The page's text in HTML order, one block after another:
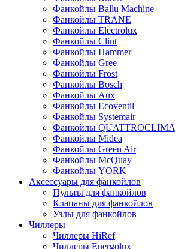
Фанкойлы Ballu Machine
Фанкойлы TRANE
Фанкойлы Electrolux
Фанкойлы Clint
Фанкойлы Hammer
Фанкойлы Gree
Фанкойлы Frost
Фанкойлы Bosch
Фанкойлы Aux
Фанкойлы Ecoventil
Фанкойлы Systemair
Фанкойлы QUATTROCLIMA
Фанкойлы Midea
Фанкойлы Green Air
Фанкойлы McQuay
Фанкойлы YORK
Аксессуары для фанкойлов
Пульты для фанкойлов
Клапаны для фанкойлов
Узлы для фанкойлов
Чиллеры
Чиллеры HiRef
Чиллеры Energolux